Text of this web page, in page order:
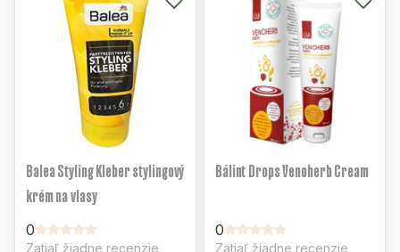
Balea Styling Kleber stylingový
krém na vlasy
0
Zatiaľ žiadne recenzie
Bálint Drops Venoherb Cream
0
Zatiaľ žiadne recenzie